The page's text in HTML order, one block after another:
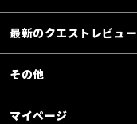
最新のクエストレビュー
その他
マイページ